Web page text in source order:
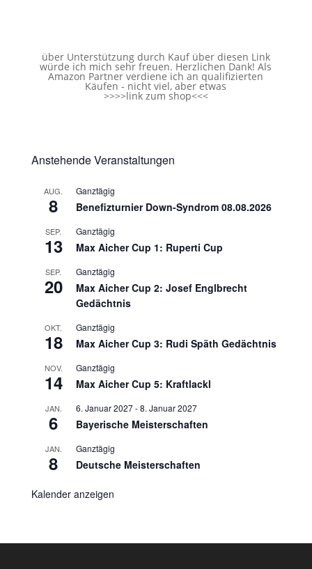
über Unterstützung durch Kauf über diesen Link
würde ich mich sehr freuen. Herzlichen Dank! Als
Amazon Partner verdiene ich an qualifizierten
Käufen - nicht viel, aber etwas
>>>>link zum shop<<<
Anstehende Veranstaltungen
AUG.
8
Ganztägig
Benefizturnier Down-Syndrom 08.08.2026
SEP.
13
Ganztägig
Max Aicher Cup 1: Ruperti Cup
SEP.
20
Ganztägig
Max Aicher Cup 2: Josef Englbrecht
Gedächtnis
OKT.
18
Ganztägig
Max Aicher Cup 3: Rudi Späth Gedächtnis
NOV.
14
Ganztägig
Max Aicher Cup 5: Kraftlackl
JAN.
6
6. Januar 2027-8. Januar 2027
Bayerische Meisterschaften
JAN.
8
Ganztägig
Deutsche Meisterschaften
Kalender anzeigen